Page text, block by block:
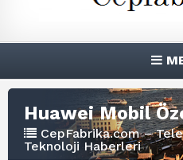
Huawei Mobil
CepFabrika.com –
Teknoloji Haberleri